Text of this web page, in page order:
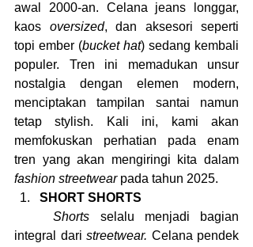
awal 2000-an. Celana jeans longgar,
kaos oversized, dan aksesori seperti
topi ember (bucket hat) sedang kembali
populer. Tren ini memadukan unsur
nostalgia dengan elemen modern,
menciptakan tampilan santai namun
tetap stylish. Kali ini, kami akan
memfokuskan perhatian pada enam
fashion streetwear pada tahun 2025.
SHORT SHORTS
	Shorts
selalu menjadi bagian
integral dari streetwear. Celana pendek